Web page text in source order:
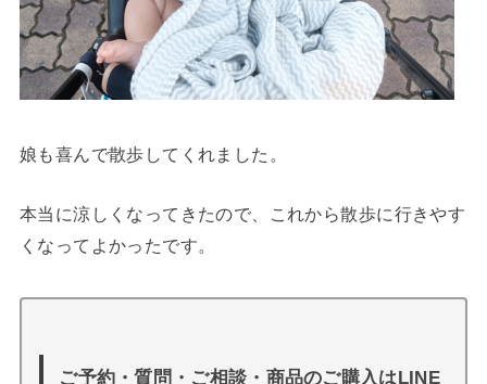
娘も喜んで散歩してくれました。
本当に涼しくなってきたので、これから散歩に行きやす
くなってよかったです。
ご予約・質問・ご相談・商品のご購入はLINE